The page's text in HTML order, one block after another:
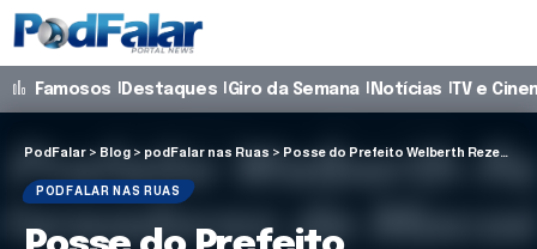
Famosos Destaques Giro da Semana Notícias TV e
PodFalar > Blog > podFalar nas Ruas > Posse do Prefeito Welberth Rezende e Novos Vereadores de Macaé | Cobertura Completa
PODFALAR NAS RUAS